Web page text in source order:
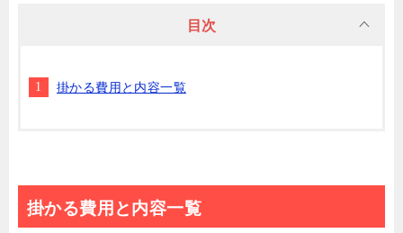
目次
掛かる費用と内容一覧
掛かる費用と内容一覧